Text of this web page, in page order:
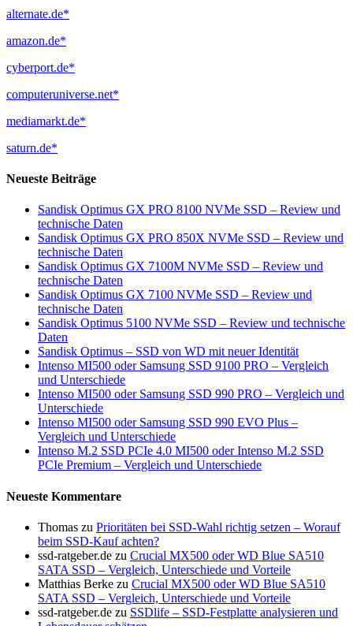
alternate.de*
amazon.de*
cyberport.de*
computeruniverse.net*
mediamarkt.de*
saturn.de*
Neueste Beiträge
Sandisk Optimus GX PRO 8100 NVMe SSD – Review und
technische Daten
Sandisk Optimus GX PRO 850X NVMe SSD – Review und
technische Daten
Sandisk Optimus GX 7100M NVMe SSD – Review und
technische Daten
Sandisk Optimus GX 7100 NVMe SSD – Review und
technische Daten
Sandisk Optimus 5100 NVMe SSD – Review und technische
Daten
Sandisk Optimus – SSD von WD mit neuer Identität
Intenso MI500 oder Samsung SSD 9100 PRO – Vergleich
und Unterschiede
Intenso MI500 oder Samsung SSD 990 PRO – Vergleich und
Unterschiede
Intenso MI500 oder Samsung SSD 990 EVO Plus –
Vergleich und Unterschiede
Intenso M.2 SSD PCIe 4.0 MI500 oder Intenso M.2 SSD
PCIe Premium – Vergleich und Unterschiede
Neueste Kommentare
Thomas zu Prioritäten bei SSD-Wahl richtig setzen – Worauf
beim SSD-Kauf achten?
ssd-ratgeber.de zu Crucial MX500 oder WD Blue SA510
SATA SSD – Vergleich, Unterschiede und Vorteile
Matthias Berke zu Crucial MX500 oder WD Blue SA510
SATA SSD – Vergleich, Unterschiede und Vorteile
ssd-ratgeber.de zu SSDlife – SSD-Festplatte analysieren und